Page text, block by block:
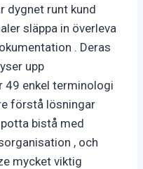
dygnet runt kund
släppa in överleva
. Deras
upp
49 enkel terminologi
förstå lösningar
bistå med
, och
mycket viktig